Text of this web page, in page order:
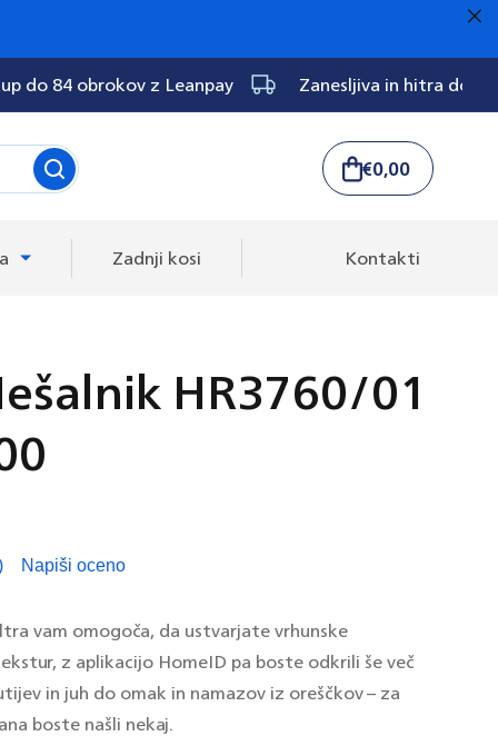
do 84 obrokov z Leanpay Zanesljiva in hitra
€0,00
Košarica
Zadnji kosi Kontakti
HR3760/01
Napiši oceno
vam omogoča, da ustvarjate vrhunske
z aplikacijo HomeID pa boste odkrili še več
in juh do omak in namazov iz oreščkov – za
boste našli nekaj.